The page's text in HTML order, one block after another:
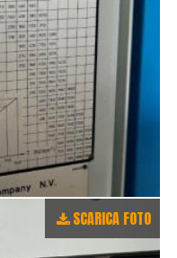
SCARICA FOTO